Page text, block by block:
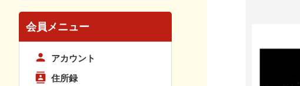
会員メニュー
アカウント
住所録